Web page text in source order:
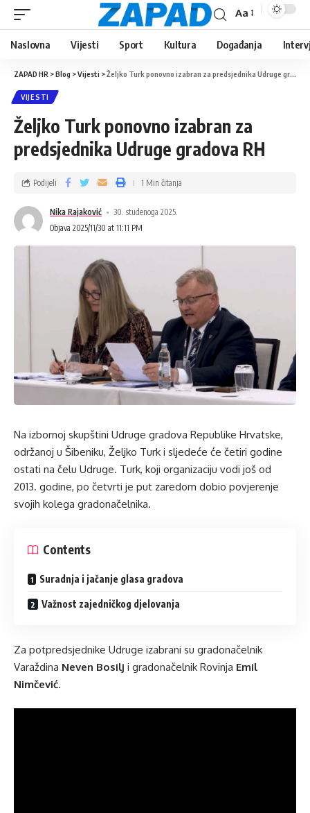
Aa
Naslovna Vijesti Sport Kultura Događanja
ZAPAD HR >Blog >Vijesti >Željko Turk ponovno izabran za predsjednika Udruge gradova RH
VIJESTI
Željko Turk ponovno izabran za
predsjednika Udruge gradova RH
Nika Rajaković
30. studenoga 2025.
Objava 2025/11/30 at 11:11 PM
Podijeli 1 Min čitanja
Na izbornoj skupštini Udruge gradova Republike Hrvatske,
održanoj u Šibeniku, Željko Turk i sljedeće će četiri godine
ostati na čelu Udruge. Turk, koji organizaciju vodi još od
2013. godine, po četvrti je put zaredom dobio povjerenje
svojih kolega gradonačelnika.
Contents
Suradnja i jačanje glasa gradova
Važnost zajedničkog djelovanja
Za potpredsjednike Udruge izabrani su gradonačelnik
Varaždina Neven Bosilj i gradonačelnik Rovinja Emil
Nimčević.